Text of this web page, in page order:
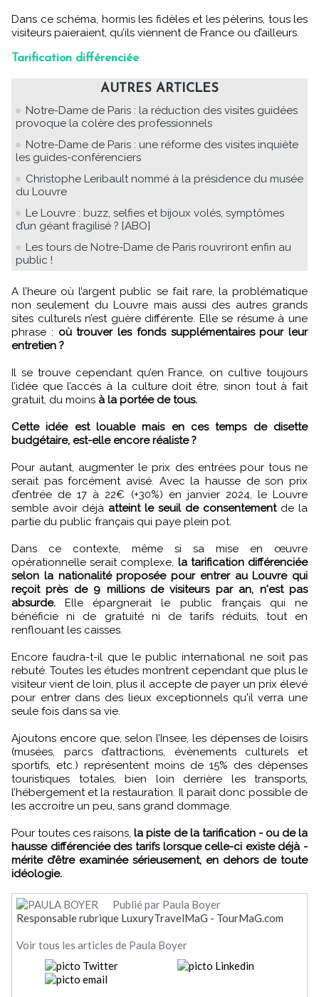
Dans ce schéma, hormis les fidèles et les pèlerins, tous les
visiteurs paieraient, qu’ils viennent de France ou d’ailleurs.
Tarification différenciée
AUTRES ARTICLES
Notre-Dame de Paris : la réduction des visites guidées
provoque la colère des professionnels
Notre-Dame de Paris : une réforme des visites inquiète
les guides-conférenciers
Christophe Leribault nommé à la présidence du musée
du Louvre
Le Louvre : buzz, selfies et bijoux volés, symptômes
d’un géant fragilisé ? [ABO]
Les tours de Notre-Dame de Paris rouvriront enfin au
public !
A l’heure où l’argent public se fait rare, la problématique
non seulement du Louvre mais aussi des autres grands
sites culturels n’est guère différente. Elle se résume à une
phrase : où trouver les fonds supplémentaires pour leur
entretien ?
Il se trouve cependant qu’en France, on cultive toujours
l’idée que l’accès à la culture doit être, sinon tout à fait
gratuit, du moins à la portée de tous.
Cette idée est louable mais en ces temps de disette
budgétaire, est-elle encore réaliste ?
Pour autant, augmenter le prix des entrées pour tous ne
serait pas forcément avisé. Avec la hausse de son prix
d’entrée de 17 à 22€ (+30%) en janvier 2024, le Louvre
semble avoir déjà atteint le seuil de consentementde la
partie du public français qui paye plein pot.
Dans ce contexte, même si sa mise en œuvre
opérationnelle serait complexe, la tarification différenciée
selon la nationalité proposée pour entrer au Louvre qui
reçoit près de 9 millions de visiteurs par an, n'est pas
absurde. Elle épargnerait le public français qui ne
bénéficie ni de gratuité ni de tarifs réduits, tout en
renflouant les caisses.
Encore faudra-t-il que le public international ne soit pas
rebuté. Toutes les études montrent cependant que plus le
visiteur vient de loin, plus il accepte de payer un prix élevé
pour entrer dans des lieux exceptionnels qu'il verra une
seule fois dans sa vie.
Ajoutons encore que, selon l’Insee, les dépenses de loisirs
(musées, parcs d’attractions, évènements culturels et
sportifs, etc.) représentent moins de 15% des dépenses
touristiques totales, bien loin derrière les transports,
l’hébergement et la restauration. Il parait donc possible de
les accroitre un peu, sans grand dommage.
Pour toutes ces raisons, la piste de la tarification - ou de la
hausse différenciée des tarifs lorsque celle-ci existe déjà -
mérite d’être examinée sérieusement, en dehors de toute
idéologie.
Publié par Paula Boyer
Responsable rubrique LuxuryTravelMaG - TourMaG.com
Voir tous les articles de Paula Boyer